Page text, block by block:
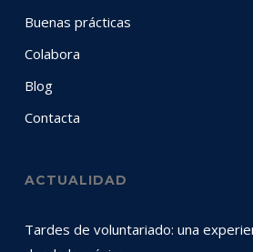
Buenas prácticas
Colabora
Blog
Contacta
ACTUALIDAD
Tardes de voluntariado: una